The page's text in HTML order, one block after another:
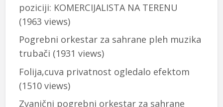
poziciji: KOMERCIJALISTA NA TERENU
(1963 views)
Pogrebni orkestar za sahrane pleh muzika
trubači (1931 views)
Folija,cuva privatnost ogledalo efektom
(1510 views)
Zvanični pogrebni orkestar za sahrane